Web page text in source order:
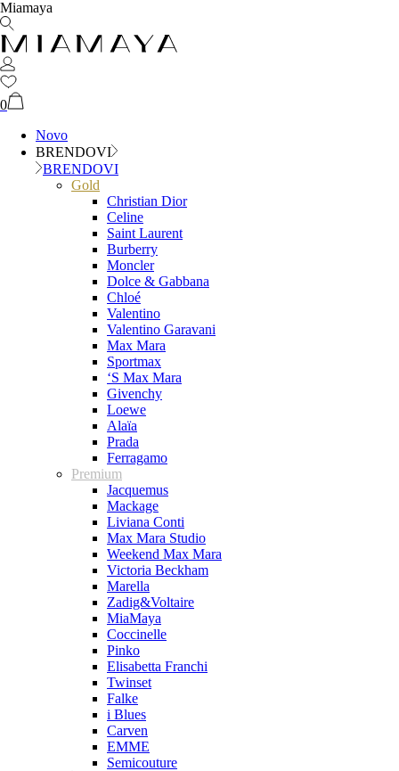
Miamaya
0
Novo
BRENDOVI
BRENDOVI
Gold
Christian Dior
Celine
Saint Laurent
Burberry
Moncler
Dolce & Gabbana
Chloé
Valentino
Valentino Garavani
Max Mara
Sportmax
‘S Max Mara
Givenchy
Loewe
Alaïa
Prada
Ferragamo
Premium
Jacquemus
Mackage
Liviana Conti
Max Mara Studio
Weekend Max Mara
Victoria Beckham
Marella
Zadig&Voltaire
MiaMaya
Coccinelle
Pinko
Elisabetta Franchi
Twinset
Falke
i Blues
Carven
EMME
Semicouture